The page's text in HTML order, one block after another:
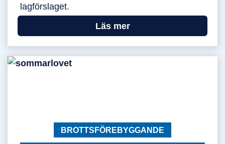
lagförslaget.
Läs mer
KATEGORI:
BROTTSFÖREBYGGANDE